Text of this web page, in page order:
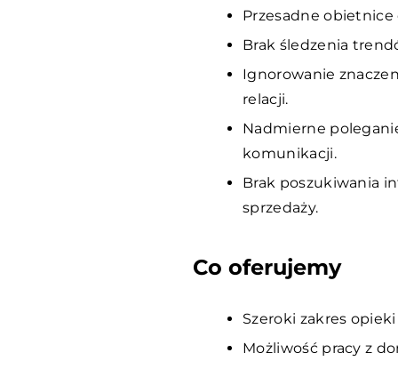
Przesadne
Brak śledzenia
Ignorowanie
relacji.
Nadmierne
komunikacji.
Brak poszukiwania
sprzedaży.
Co oferujemy
Szeroki zakres
Możliwość pracy z